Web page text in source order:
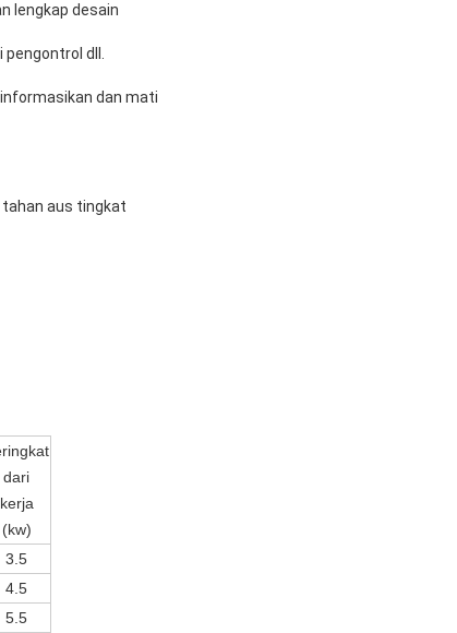
lengkap desain
dll.
dan mati
tahan aus tingkat
dari
kerja
(kw)
3.5
4.5
5.5